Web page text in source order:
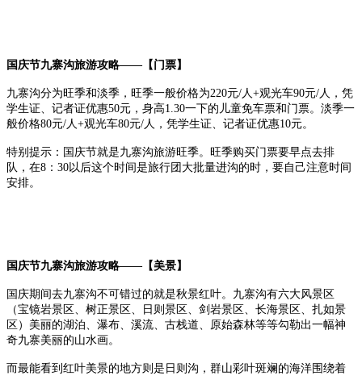
国庆节九寨沟旅游攻略——【门票】
九寨沟分为旺季和淡季，旺季一般价格为220元/人+观光车90元/人，凭
学生证、记者证优惠50元，身高1.30一下的儿童免车票和门票。淡季一
般价格80元/人+观光车80元/人，凭学生证、记者证优惠10元。
特别提示：国庆节就是九寨沟旅游旺季。旺季购买门票要早点去排
队，在8：30以后这个时间是旅行团大批量进沟的时，要自己注意时间
安排。
国庆节九寨沟旅游攻略——【美景】
国庆期间去九寨沟不可错过的就是秋景红叶。九寨沟有六大风景区
（宝镜岩景区、树正景区、日则景区、剑岩景区、长海景区、扎如景
区）美丽的湖泊、瀑布、溪流、古栈道、原始森林等等勾勒出一幅神
奇九寨美丽的山水画。
而最能看到红叶美景的地方则是日则沟，群山彩叶斑斓的海洋围绕着